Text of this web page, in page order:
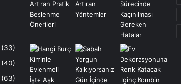
(33)
(40)
(63)